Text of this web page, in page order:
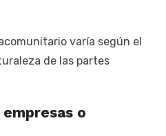
varía según el
de las partes
o